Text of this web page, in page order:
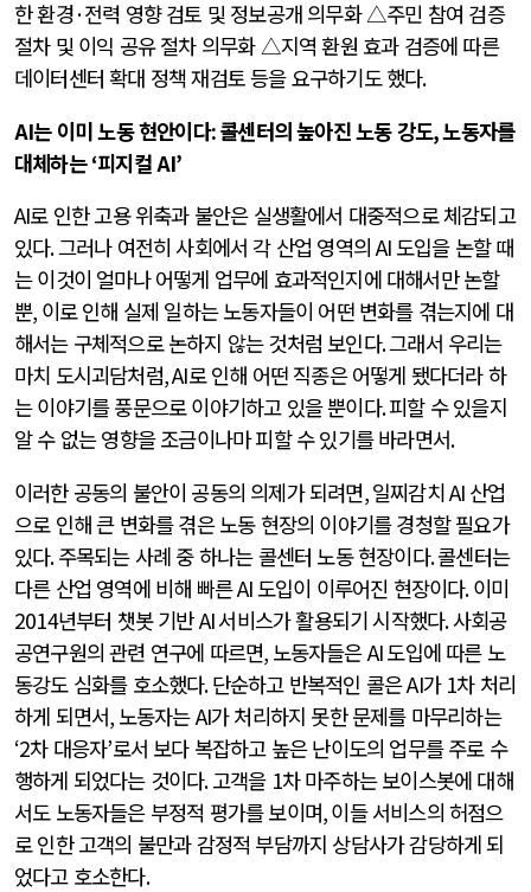
한 환경·전력 영향 검토 및 정보공개 의무화 △주민 참여 검증
절차 및 이익 공유 절차 의무화 △지역 환원 효과 검증에 따른
데이터센터 확대 정책 재검토 등을 요구하기도 했다.
AI는 이미 노동 현안이다:콜센터의 높아진 노동 강도,노동자를
대체하는‘피지컬AI’
AI로 인한 고용 위축과 불안은 실생활에서 대중적으로 체감되고
있다.그러나 여전히 사회에서 각 산업 영역의AI 도입을 논할 때
는 이것이 얼마나 어떻게 업무에 효과적인지에 대해서만 논할
뿐, 이로 인해 실제 일하는 노동자들이 어떤 변화를 겪는지에 대
해서는 구체적으로 논하지 않는 것처럼 보인다.그래서 우리는
마치 도시괴담처럼, AI로 인해 어떤 직종은 어떻게 됐다더라 하
는 이야기를 풍문으로 이야기하고 있을 뿐이다.피할 수 있을지
알 수 없는 영향을 조금이나마 피할 수 있기를 바라면서.
이러한 공동의 불안이 공동의 의제가 되려면,일찌감치AI 산업
으로 인해 큰 변화를 겪은 노동 현장의 이야기를 경청할 필요가
있다.주목되는 사례 중 하나는 콜센터 노동 현장이다.콜센터는
다른 산업 영역에 비해 빠른AI 도입이 이루어진 현장이다.이미
2014년부터 챗봇 기반AI서비스가 활용되기 시작했다.사회공
공연구원의 관련 연구에 따르면, 노동자들은AI도입에 따른 노
동강도 심화를 호소했다.단순하고 반복적인 콜은AI가 1차 처리
하게 되면서, 노동자는AI가 처리하지 못한 문제를 마무리하는
‘2차 대응자’로서 보다 복잡하고 높은 난이도의 업무를 주로 수
행하게 되었다는 것이다.고객을 1차 마주하는 보이스봇에 대해
서도 노동자들은 부정적 평가를 보이며,이들 서비스의 허점으
로 인한 고객의 불만과 감정적 부담까지 상담사가 감당하게 되
었다고 호소한다.